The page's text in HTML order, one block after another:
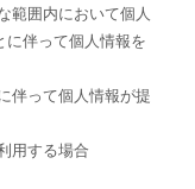
範囲内において個人
に伴って個人情報を
伴って個人情報が提
用する場合